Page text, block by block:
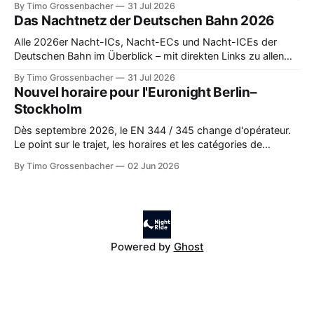
By Timo Grossenbacher 31 Jul 2026
Das Nachtnetz der Deutschen Bahn 2026
Alle 2026er Nacht-ICs, Nacht-ECs und Nacht-ICEs der
Deutschen Bahn im Überblick – mit direkten Links zu allen
By Timo Grossenbacher 31 Jul 2026
Nouvel horaire pour l'Euronight Berlin–
Stockholm
Dès septembre 2026, le EN 344 / 345 change d'opérateur.
Le point sur le trajet, les horaires et les catégories de
By Timo Grossenbacher 02 Jun 2026
Powered by Ghost